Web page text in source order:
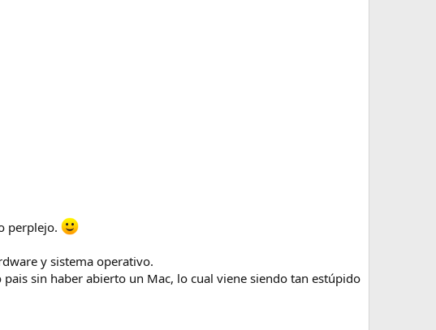
perplejo.
y sistema operativo.
sin haber abierto un Mac, lo cual viene siendo tan estúpido